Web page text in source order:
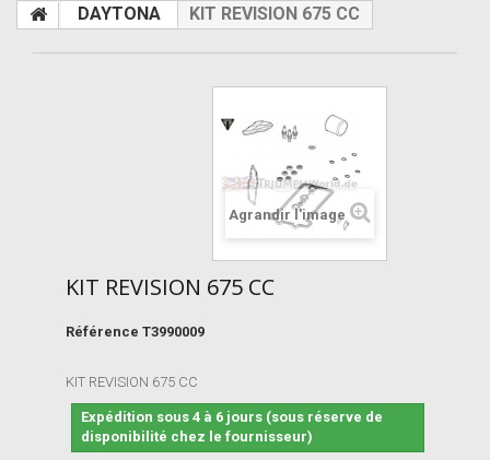
DAYTONA KIT REVISION 675 CC
Agrandir l'image
KIT REVISION 675 CC
Référence T3990009
KIT REVISION 675 CC
Expédition sous 4 à 6 jours (sous réserve de
disponibilité chez le fournisseur)